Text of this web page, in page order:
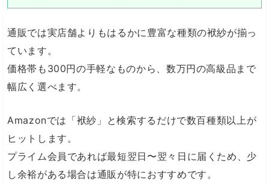
通販では実店舗よりもはるかに豊富な種類の袱紗が揃っ
ています。
価格帯も300円の手軽なものから、数万円の高級品まで
幅広く選べます。
Amazonでは「袱紗」と検索するだけで数百種類以上が
ヒットします。
プライム会員であれば最短翌日〜翌々日に届くため、少
し余裕がある場合は通販が特におすすめです。